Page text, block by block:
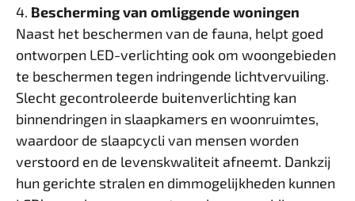
4. Bescherming van omliggende woningen
Naast het beschermen van de fauna, helpt goed
ontworpen LED-verlichting ook om woongebieden
te beschermen tegen indringende lichtvervuiling.
Slecht gecontroleerde buitenverlichting kan
binnendringen in slaapkamers en woonruimtes,
waardoor de slaapcycli van mensen worden
verstoord en de levenskwaliteit afneemt. Dankzij
hun gerichte stralen en dimmogelijkheden kunnen